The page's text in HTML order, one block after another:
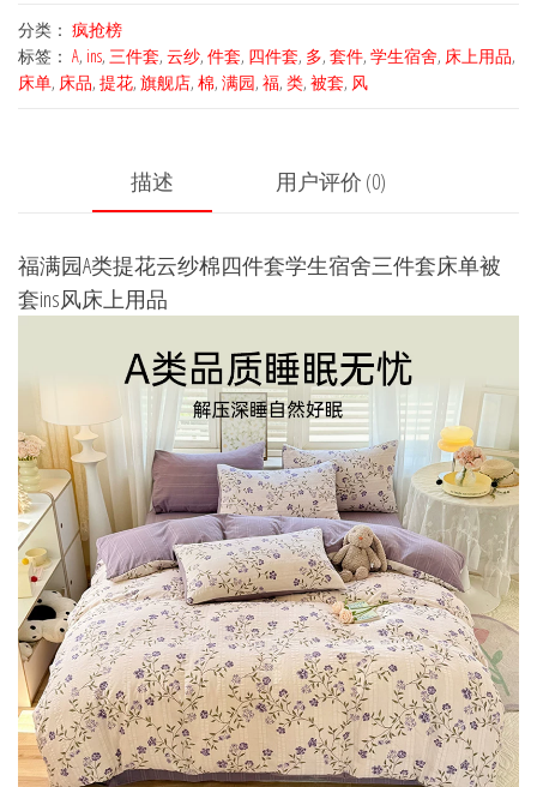
分类： 疯抢榜
标签： A, ins, 三件套, 云纱, 件套, 四件套, 多, 套件, 学生宿舍, 床上用品,
床单, 床品, 提花, 旗舰店, 棉, 满园, 福, 类, 被套, 风
描述 用户评价 (0)
福满园A类提花云纱棉四件套学生宿舍三件套床单被
套ins风床上用品